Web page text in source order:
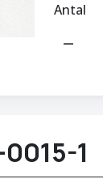
Antal
remove
1